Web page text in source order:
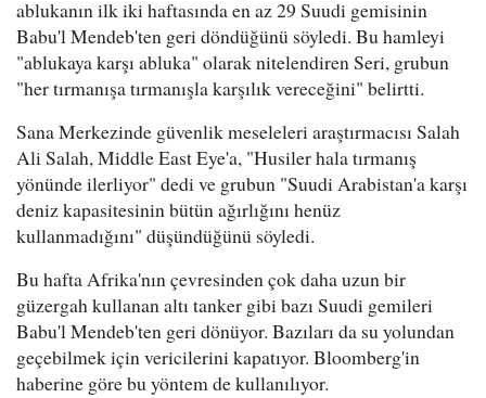
ablukanın ilk iki haftasında en az 29 Suudi gemisinin
Babu'l Mendeb'ten geri döndüğünü söyledi. Bu hamleyi
"ablukaya karşı abluka" olarak nitelendiren Seri, grubun
"her tırmanışa tırmanışla karşılık vereceğini" belirtti.
Sana Merkezinde güvenlik meseleleri araştırmacısı Salah
Ali Salah, Middle East Eye'a, "Husiler hala tırmanış
yönünde ilerliyor" dedi ve grubun "Suudi Arabistan'a karşı
deniz kapasitesinin bütün ağırlığını henüz
kullanmadığını" düşündüğünü söyledi.
Bu hafta Afrika'nın çevresinden çok daha uzun bir
güzergah kullanan altı tanker gibi bazı Suudi gemileri
Babu'l Mendeb'ten geri dönüyor. Bazıları da su yolundan
geçebilmek için vericilerini kapatıyor. Bloomberg'in
haberine göre bu yöntem de kullanılıyor.